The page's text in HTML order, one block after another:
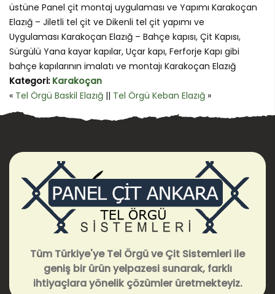
üstüne Panel çit montaj uygulaması ve Yapımı Karakoçan
Elazığ – Jiletli tel çit ve Dikenli tel çit yapımı ve
Uygulaması Karakoçan Elazığ – Bahçe kapısı, Çit Kapısı,
Sürgülü Yana kayar kapılar, Uçar kapı, Ferforje Kapı gibi
bahçe kapılarının imalatı ve montajı Karakoçan Elazığ
Kategori: Karakoçan
« Tel Örgü Baskil Elazığ || Tel Örgü Keban Elazığ »
Tüm Türkiye'ye Tel Örgü ve Çit Sistemleri ile
geniş bir ürün yelpazesi sunarak, farklı
ihtiyaçlara yönelik çözümler üretmekteyiz.